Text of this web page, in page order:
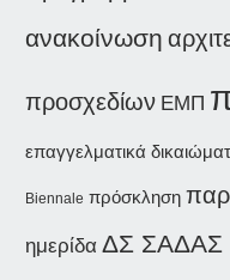
ανακοίνωση
προσχεδίων ΕΜΠ
επαγγελματικά
Biennale πρόσκληση
ημερίδα ΔΣ ΣΑΔΑΣ